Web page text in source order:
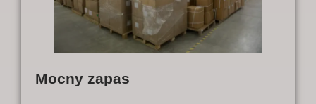
Mocny zapas